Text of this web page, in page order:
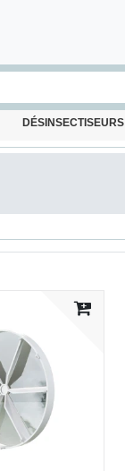
DÉSINSECTISEURS